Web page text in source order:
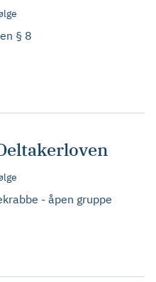
§ 8
- åpen gruppe